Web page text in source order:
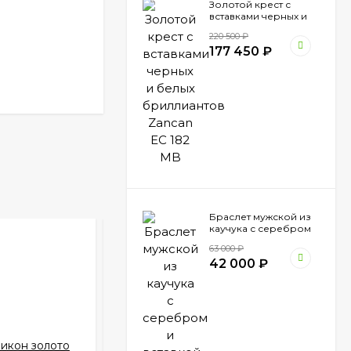
NEW!
Золотой крест с
вставками черных и
Zancan EC 182 MB
220 500₽
177 450 ₽
Браслет мужской из
каучука с серебром
Zancan EXB 794 N
63 000₽
42 000 ₽